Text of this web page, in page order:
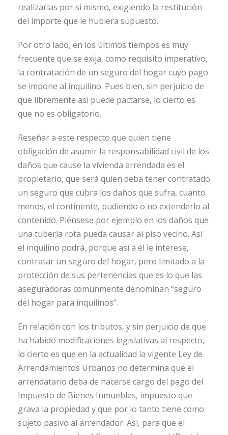
realizarlas por si mismo, exigiendo la restitución
del importe que le hubiera supuesto.
Por otro lado, en los últimos tiempos es muy
frecuente que se exija, como requisito imperativo,
la contratación de un seguro del hogar cuyo pago
se impone al inquilino. Pues bien, sin perjuicio de
que libremente así puede pactarse, lo cierto es
que no es obligatorio.
Reseñar a este respecto que quien tiene
obligación de asumir la responsabilidad civil de los
daños que cause la vivienda arrendada es el
propietario, que será quien deba tener contratado
un seguro que cubra los daños que sufra, cuanto
menos, el continente, pudiendo o no extenderlo al
contenido. Piénsese por ejemplo en los daños que
una tubería rota pueda causar al piso vecino. Así
el inquilino podrá, porque así a él le interese,
contratar un seguro del hogar, pero limitado a la
protección de sus pertenencias que es lo que las
aseguradoras comúnmente denominan “seguro
del hogar para inquilinos”.
En relación con los tributos, y sin perjuicio de que
ha habido modificaciones legislativas al respecto,
lo cierto es que en la actualidad la vigente Ley de
Arrendamientos Urbanos no determina que el
arrendatario deba de hacerse cargo del pago del
Impuesto de Bienes Inmuebles, impuesto que
grava la propiedad y que por lo tanto tiene como
sujeto pasivo al arrendador. Así, para que el